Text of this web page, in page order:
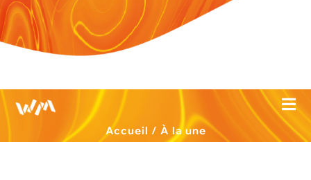
Accueil / À la une